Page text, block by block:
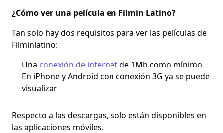
¿Cómo ver una película en Filmin Latino?
Tan solo hay dos requisitos para ver las películas de
Filminlatino:
Una conexión de internetde 1Mb como mínimo
En iPhone y Android con conexión 3G ya se puede
visualizar
Respecto a las descargas, solo están disponibles en
las aplicaciones móviles.